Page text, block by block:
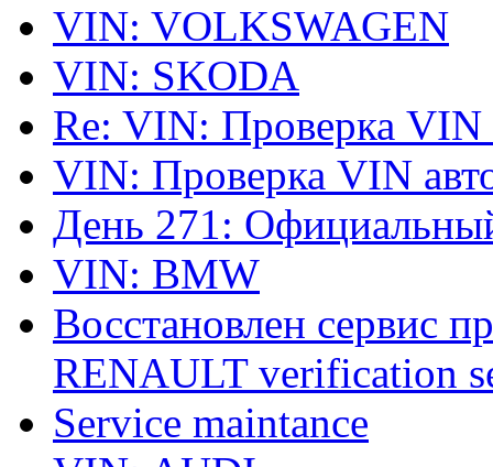
VIN: VOLKSWAGEN
VIN: SKODA
Re: VIN: Проверка VIN
VIN: Проверка VIN
День 271:
VIN: BMW
Восстановлен сервис
RENAULT verification
Service maintance